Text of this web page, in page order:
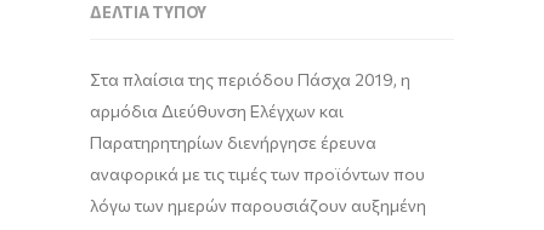
ΔΕΛΤΊΑ ΤΎΠΟΥ
Στα πλαίσια της περιόδου Πάσχα 2019, η
αρμόδια Διεύθυνση Ελέγχων και
Παρατηρητηρίων διενήργησε έρευνα
αναφορικά με τις τιμές των προϊόντων που
λόγω των ημερών παρουσιάζουν αυξημένη